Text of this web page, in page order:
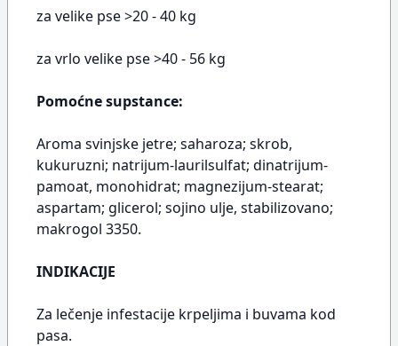
za velike pse >20 - 40 kg
za vrlo velike pse >40 - 56 kg
Pomoćne supstance:
Aroma svinjske jetre; saharoza; skrob,
kukuruzni; natrijum-laurilsulfat; dinatrijum-
pamoat, monohidrat; magnezijum-stearat;
aspartam; glicerol; sojino ulje, stabilizovano;
makrogol 3350.
INDIKACIJE
Za lečenje infestacije krpeljima i buvama kod
pasa.